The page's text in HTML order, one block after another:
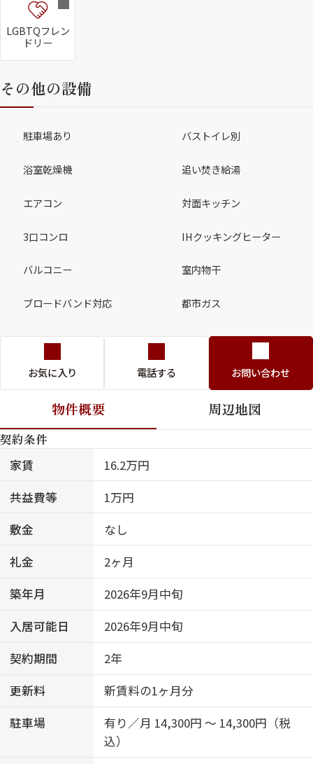
LGBTQフレン
ドリー
その他の設備
駐車場あり バストイレ別
浴室乾燥機 追い焚き給湯
エアコン 対面キッチン
3口コンロ IHクッキングヒーター
バルコニー 室内物干
ブロードバンド対応 都市ガス
お気に入り 電話する お問い合わせ
物件概要 周辺地図
契約条件
家賃
16.2万円
共益費等
1万円
敷金
なし
礼金
2ヶ月
築年月
2026年9月中旬
入居可能日
2026年9月中旬
契約期間
2年
更新料
新賃料の1ヶ月分
駐車場
有り／月 14,300円 ～ 14,300円（税
込）